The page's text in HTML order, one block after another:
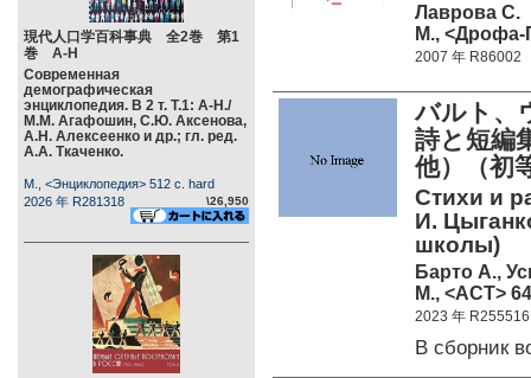
現代人口学百科事典 全2巻 第1
巻 А-Н
Современная
демографическая
энциклопедия. В 2 т. Т.1: А-Н./
М.М. Агафошин, С.Ю. Аксенова,
А.Н. Алексеенко и др.; гл. ред.
А.А. Ткаченко.
М., <Энциклопедия> 512 c. hard
2026 年 R281318
\26,950
Лаврова С.
М., <Дрофа-
2007 年 R86002
バルト、
詩と短編
他）（初
Стихи и
И.
школы)
Барто А.,
М., <АСТ>
2023 年 R255516
В сборник